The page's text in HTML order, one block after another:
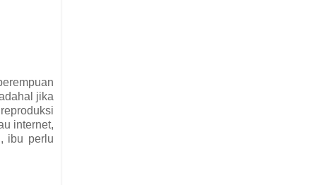
jika
internet,
ibu perlu